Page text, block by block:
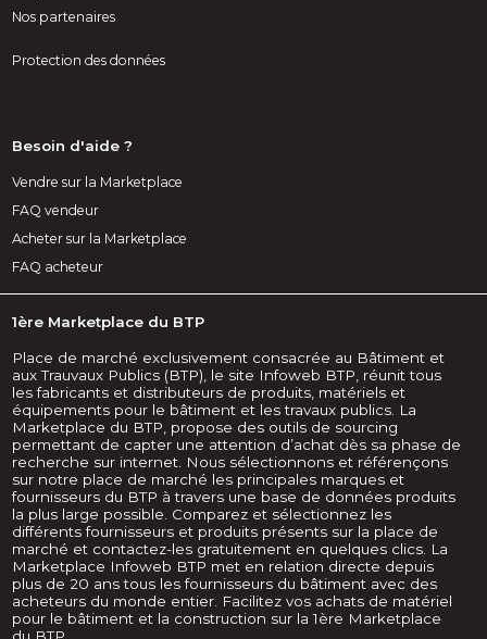
Nos partenaires
Protection des données
Besoin d'aide ?
Vendre sur la Marketplace
FAQ vendeur
Acheter sur la Marketplace
FAQ acheteur
1ère Marketplace du BTP
Place de marché exclusivement consacrée au Bâtiment et
aux Trauvaux Publics (BTP), le site Infoweb BTP, réunit tous
les fabricants et distributeurs de produits, matériels et
équipements pour le bâtiment et les travaux publics. La
Marketplace du BTP, propose des outils de sourcing
permettant de capter une attention d’achat dès sa phase de
recherche sur internet. Nous sélectionnons et référençons
sur notre place de marché les principales marques et
fournisseurs du BTP à travers une base de données produits
la plus large possible. Comparez et sélectionnez les
différents fournisseurs et produits présents sur la place de
marché et contactez-les gratuitement en quelques clics. La
Marketplace Infoweb BTP met en relation directe depuis
plus de 20 ans tous les fournisseurs du bâtiment avec des
acheteurs du monde entier. Facilitez vos achats de matériel
pour le bâtiment et la construction sur la 1ère Marketplace
du BTP.